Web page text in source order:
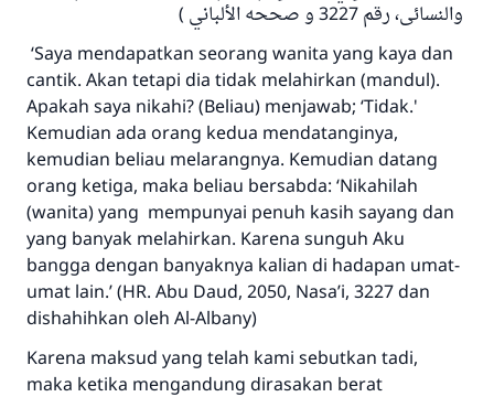
والنسائى، رقم 3227 و صححه الألباني )
‘Saya mendapatkan seorang wanita yang kaya dan
cantik. Akan tetapi dia tidak melahirkan (mandul).
Apakah saya nikahi? (Beliau) menjawab; ‘Tidak.'
Kemudian ada orang kedua mendatanginya,
kemudian beliau melarangnya. Kemudian datang
orang ketiga, maka beliau bersabda: ‘Nikahilah
(wanita) yang mempunyai penuh kasih sayang dan
yang banyak melahirkan. Karena sunguh Aku
bangga dengan banyaknya kalian di hadapan umat-
umat lain.’ (HR. Abu Daud, 2050, Nasa’i, 3227 dan
dishahihkan oleh Al-Albany)
Karena maksud yang telah kami sebutkan tadi,
maka ketika mengandung dirasakan berat